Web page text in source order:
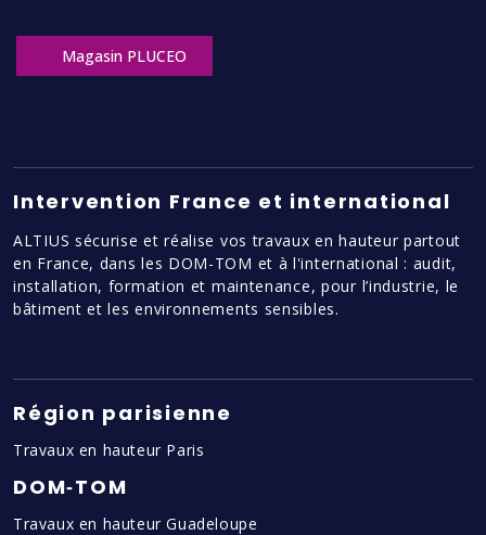
Magasin PLUCEO
Intervention France et international
ALTIUS sécurise et réalise vos travaux en hauteur partout
en France, dans les DOM-TOM et à l'international : audit,
installation, formation et maintenance, pour l’industrie, le
bâtiment et les environnements sensibles.
Région parisienne
Travaux en hauteur Paris
DOM‑TOM
Travaux en hauteur Guadeloupe